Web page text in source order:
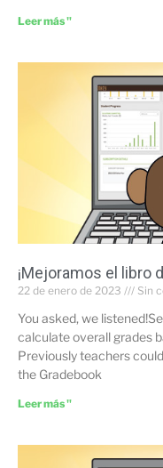
Leer más "
¡Mejoramos el libro
22 de enero de 2023 Sin
You asked, we
calculate overall grades
Previously teachers
the Gradebook
Leer más "